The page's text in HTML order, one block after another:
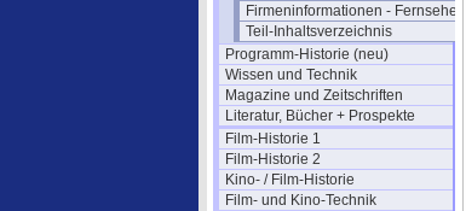
Firmeninformationen - Fernsehen
Teil-Inhaltsverzeichnis
Programm-Historie (neu)
Wissen und Technik
Magazine und Zeitschriften
Literatur, Bücher + Prospekte
Film-Historie 1
Film-Historie 2
Kino- / Film-Historie
Film- und Kino-Technik